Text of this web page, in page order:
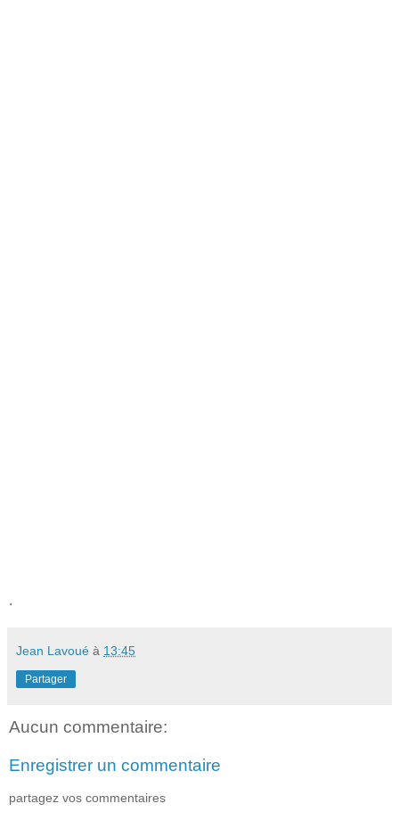
.
Jean Lavoué à 13:45
Partager
Aucun commentaire:
Enregistrer un commentaire
partagez vos commentaires